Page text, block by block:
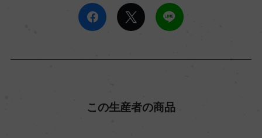
この生産者の商品